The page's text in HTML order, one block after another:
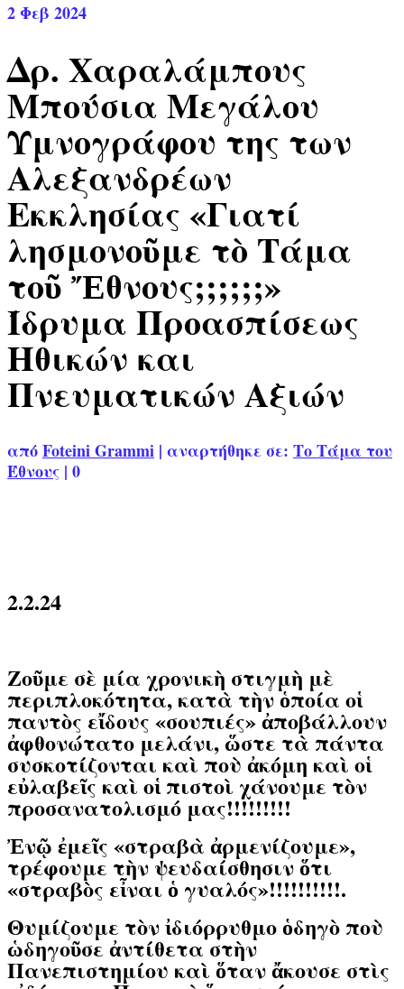
2Φεβ 2024
Δρ. Χαραλάμπους
Μπούσια Μεγάλου
Υμνογράφου της των
Αλεξανδρέων
Εκκλησίας «Γιατί
λησμονοῦμε τὸ Τάμα
τοῦ Ἔθνους;;;;;;»
Ίδρυμα Προασπίσεως
Ηθικών και
Πνευματικών Αξιών
απόFoteini Grammi | αναρτήθηκε σε: Το Τάμα του
Έθνους | 0
2.2.24
Ζοῦμε σὲ μία χρονικὴ στιγμὴ μὲ
περιπλοκότητα, κατὰ τὴν ὁποία οἱ
παντὸς εἴδους «σουπιές» ἀποβάλλουν
ἀφθονώτατο μελάνι, ὥστε τὰ πάντα
συσκοτίζονται καὶ ποὺ ἀκόμη καὶ οἱ
εὐλαβεῖς καὶ οἱ πιστοὶ χάνουμε τὸν
προσανατολισμό μας!!!!!!!!!
Ἐνῷ ἐμεῖς «στραβὰ ἀρμενίζουμε»,
τρέφουμε τὴν ψευδαίσθησιν ὅτι
«στραβὸς εἶναι ὁ γυαλός»!!!!!!!!!!.
Θυμίζουμε τὸν ἰδιόρρυθμο ὁδηγὸ ποὺ
ὡδηγοῦσε ἀντίθετα στὴν
Πανεπιστημίου καὶ ὅταν ἄκουσε στὶς